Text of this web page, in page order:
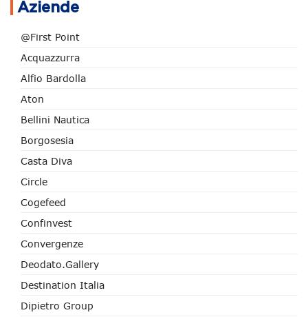
Aziende
@First Point
Acquazzurra
Alfio Bardolla
Aton
Bellini Nautica
Borgosesia
Casta Diva
Circle
Cogefeed
Confinvest
Convergenze
Deodato.Gallery
Destination Italia
Dipietro Group